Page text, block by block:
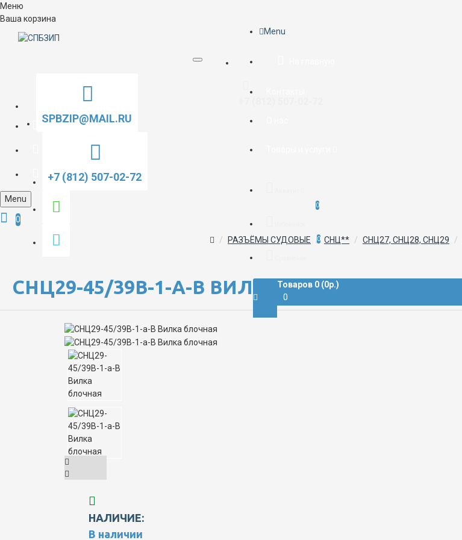
Меню
Ваша корзина
SPBZIP@MAIL.RU
+7 (812) 507-02-72
Menu
0
0
Товаров 0 (0р.)
0
Menu
0
РАЗЪЁМЫ СУДОВЫЕ СНЦ** СНЦ27, СНЦ28, СНЦ29
СНЦ29-45/39В-1-А-В ВИЛКА БЛОЧНАЯ
НАЛИЧИЕ:
В наличии